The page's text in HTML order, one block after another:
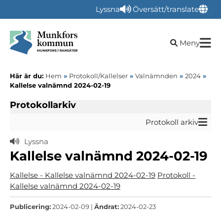
Lyssna Översätt/translate
Öppna
Meny
Här är du: Hem » Protokoll/Kallelser » Valnämnden » 2024 »
Kallelse valnämnd 2024-02-19
Protokollarkiv
Protokoll arkiv
Lyssna
Kallelse valnämnd 2024-02-19
Kallelse - Kallelse valnämnd 2024-02-19 Protokoll -
Kallelse valnämnd 2024-02-19
Publicering:2024-02-09 | Ändrat:2024-02-23